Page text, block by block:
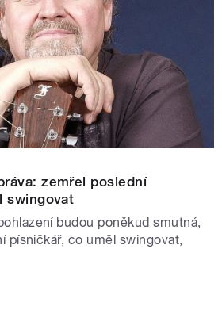
zemřel poslední
swingovat
budou poněkud smutná,
písničkář, co uměl swingovat,